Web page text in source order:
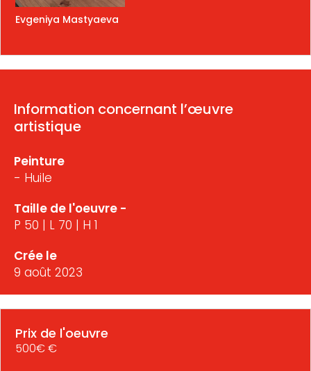
Evgeniya Mastyaeva
Information concernant l’œuvre
artistique
Peinture
- Huile
Taille de l'oeuvre -
P 50 | L 70 | H 1
Crée le
9 août 2023
Prix de l'oeuvre
500€ €